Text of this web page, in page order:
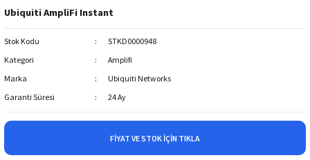
Ubiquiti AmpliFi Instant
Stok Kodu
STKD0000948
Kategori
Amplifi
Marka
Ubiquiti Networks
Garanti Süresi
24 Ay
FIYAT VE STOK İÇIN TIKLA